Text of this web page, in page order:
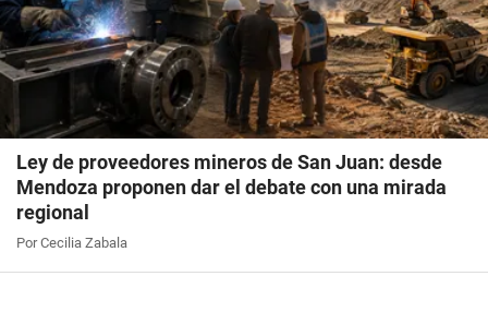
Ley de proveedores mineros de San Juan: desde
Mendoza proponen dar el debate con una mirada
regional
Por Cecilia Zabala